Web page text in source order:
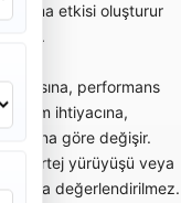
etkisi oluşturur
sayısına, performans
ihtiyacına,
göre değişir.
kortej yürüyüşü veya
değerlendirilmez.